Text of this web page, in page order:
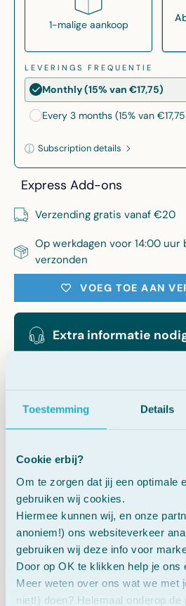
Toestemming Details
Cookie erbij?
Om te zorgen dat jij een optimale
gebruiken wij cookies.
Hiermee kunnen wij, en onze
anoniem!) ons websiteverkeer
gebruiken wij deze info voor
Door op OK te klikken help je ons
Meer weten over ons wat we met
niet!) doen? Helemaal onderop de
1-malige aankoop
LEVERINGS FREQUENTIE
Monthly (15% van €17,75)
Every 3 months (15% van
Subscription details
Here's how it works:
These prices include taxes, but not
subscription auto-renews. It can
Subscribe with Confidence
View Subscription Policy
Express Add-ons
Verzending gratis vanaf €20
Op werkdagen voor 14:00 uur
verzonden
VOEG TOE AAN
Extra informatie
Beschrijving
Gezondheidsclaims